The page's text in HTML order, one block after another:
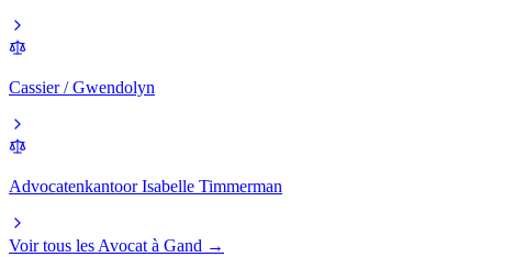
Cassier / Gwendolyn
Advocatenkantoor Isabelle Timmerman
Voir tous les Avocat à Gand →